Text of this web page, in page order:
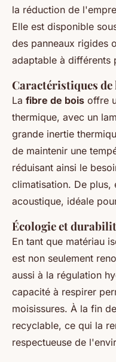
la réduction de
Elle est disponible
des panneaux rigides
adaptable à différents
Caractéristiques de
La fibre de bois offre
thermique, avec un
grande inertie
de maintenir une
réduisant ainsi le
climatisation. De plus,
acoustique, idéale
Écologie et
En tant que matériau
est non seulement
aussi à la régulation
capacité à respirer
moisissures. À la fin
recyclable, ce qui la
respectueuse de